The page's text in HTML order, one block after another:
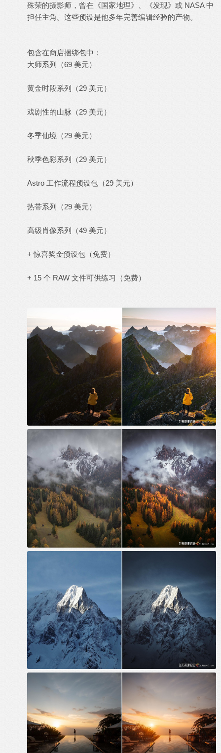
殊荣的摄影师，曾在《国家地理》、《发现》或 NASA 中
担任主角。这些预设是他多年完善编辑经验的产物。
包含在商店捆绑包中：
大师系列（69 美元）
黄金时段系列（29 美元）
戏剧性的山脉（29 美元）
冬季仙境（29 美元）
秋季色彩系列（29 美元）
Astro 工作流程预设包（29 美元）
热带系列（29 美元）
高级肖像系列（49 美元）
+ 惊喜奖金预设包（免费）
+ 15 个 RAW 文件可供练习（免费）